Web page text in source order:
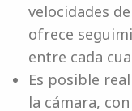
velocidades
ofrece
entre cada
Es posible
la cámara,